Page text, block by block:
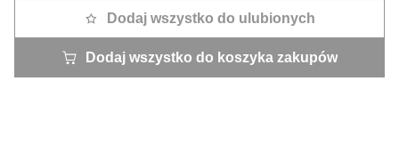
Dodaj wszystko do ulubionych
Dodaj wszystko do koszyka zakupów